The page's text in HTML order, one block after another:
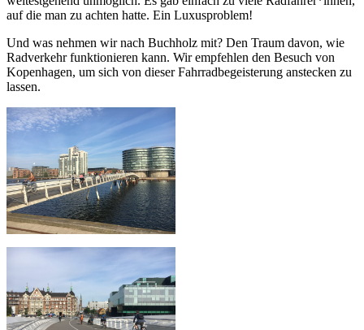
auf die man zu achten hatte. Ein Luxusproblem!
Und was nehmen wir nach Buchholz mit? Den Traum davon, wie
Radverkehr funktionieren kann. Wir empfehlen den Besuch von
Kopenhagen, um sich von dieser Fahrradbegeisterung anstecken zu
lassen.